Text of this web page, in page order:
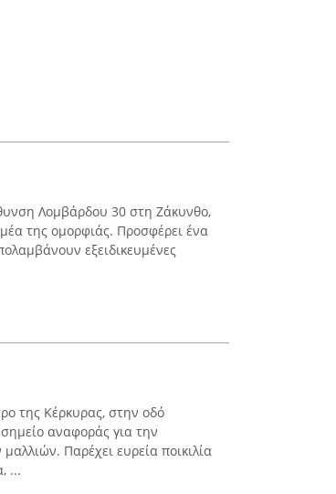
Λομβάρδου 30 στη Ζάκυνθο,
της ομορφιάς. Προσφέρει ένα
εξειδικευμένες
της Κέρκυρας, στην οδό
αναφοράς για την
Παρέχει ευρεία ποικιλία
...